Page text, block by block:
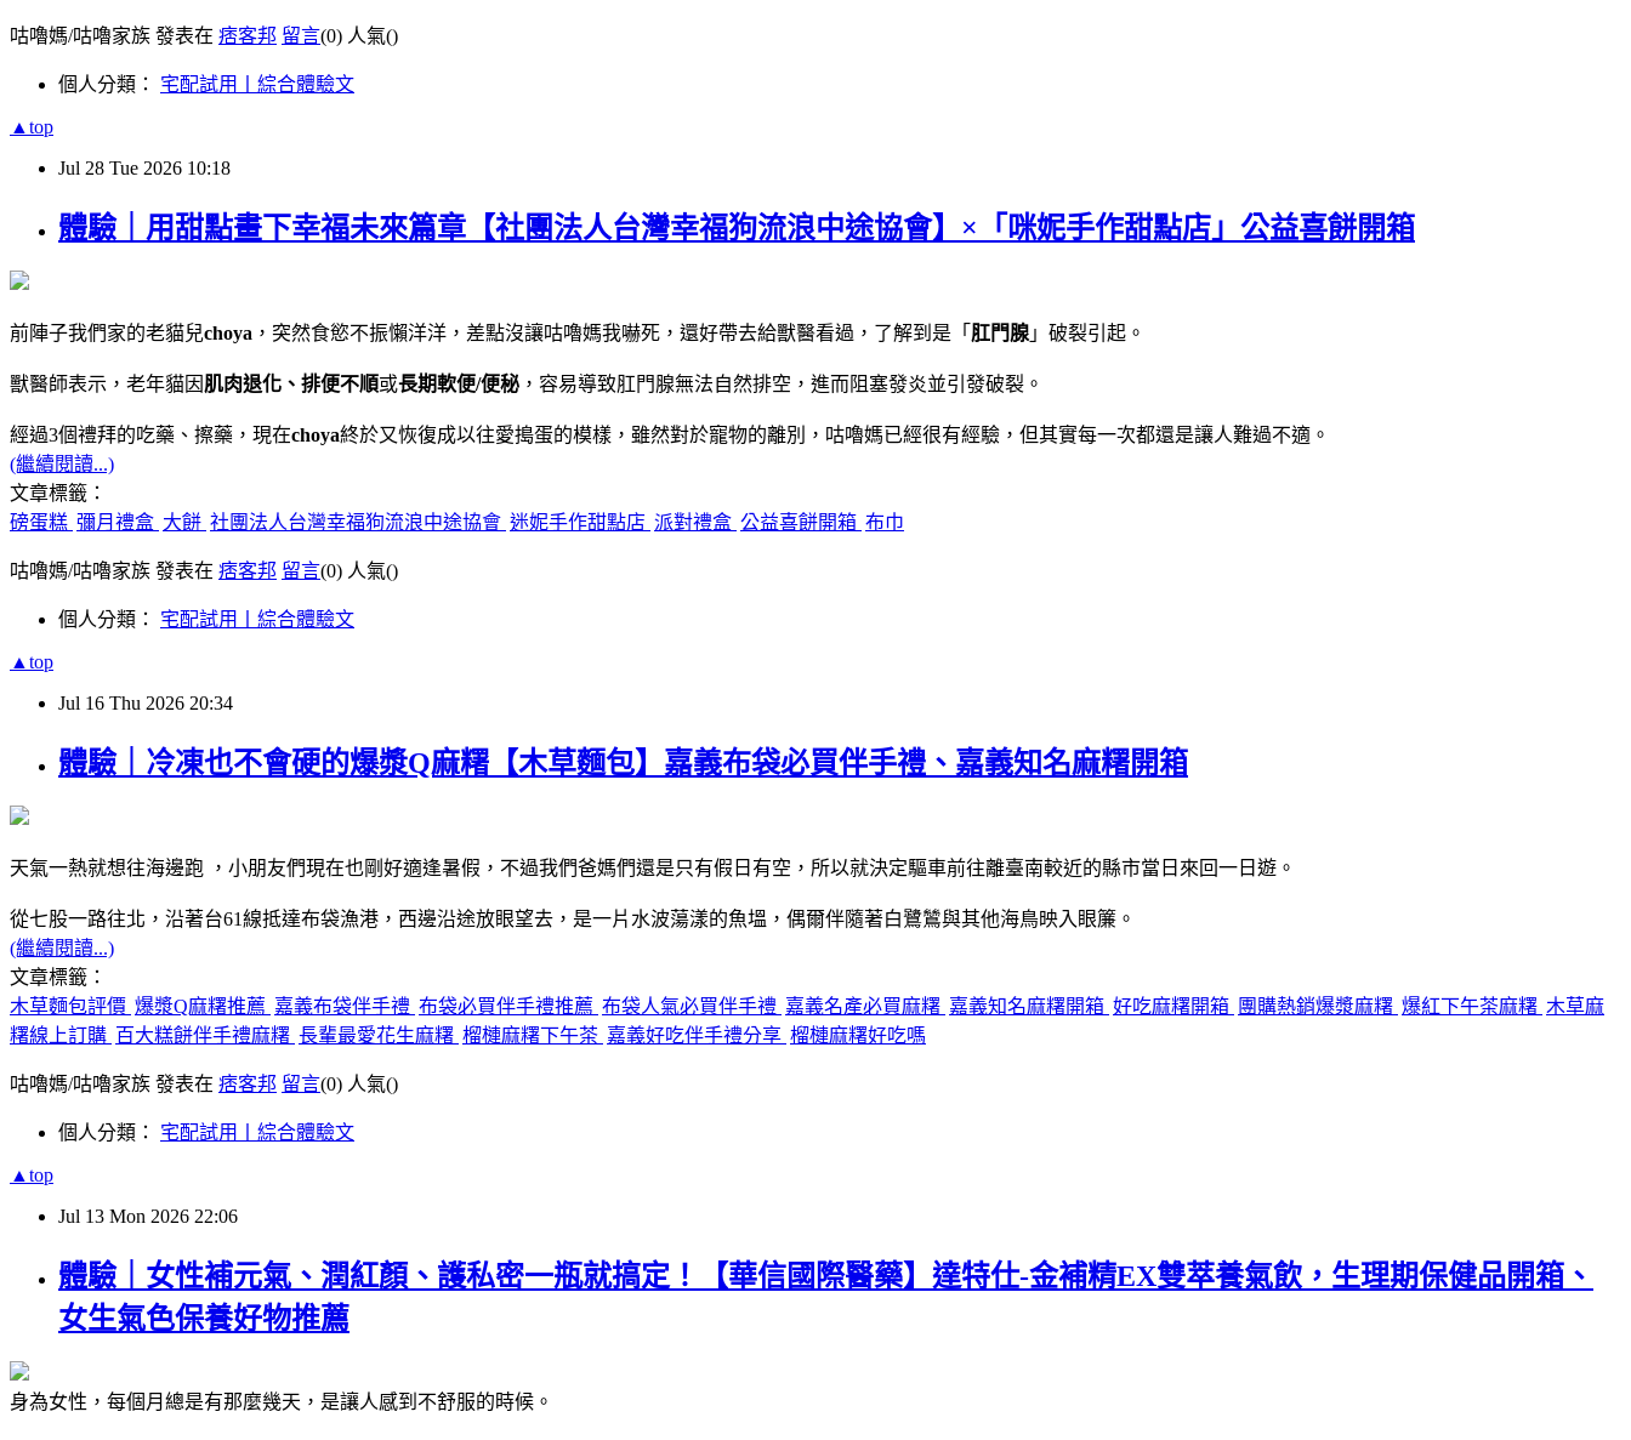
咕嚕媽/咕嚕家族 發表在 痞客邦 留言(0) 人氣()
個人分類： 宅配試用丨綜合體驗文
▲top
Jul 28 Tue 2026 10:18
體驗｜用甜點畫下幸福未來篇章【社團法人台灣幸福狗流浪中途協會】×「咪妮手作甜點店」公益喜餅開箱
前陣子我們家的老貓兒choya ，突然食慾不振懶洋洋，差點沒讓咕嚕媽我嚇死，還好帶去給獸醫看過，了解到是「 肛門腺 」破裂引起。
獸醫師表示，老年貓因 肌肉退化、排便不順或長期軟便/便秘 ，容易導致肛門腺無法自然排空，進而阻塞發炎並引發破裂。
經過3個禮拜的吃藥、擦藥，現在choya終於又恢復成以往愛搗蛋的模樣，雖然對於寵物的離別，咕嚕媽已經很有經驗，但其實每一次都還是讓人難過不適。
(繼續閱讀...)
文章標籤：
磅蛋糕 彌月禮盒 大餅 社團法人台灣幸福狗流浪中途協會 迷妮手作甜點店 派對禮盒 公益喜餅開箱 布巾
咕嚕媽/咕嚕家族 發表在 痞客邦 留言(0) 人氣()
個人分類： 宅配試用丨綜合體驗文
▲top
Jul 16 Thu 2026 20:34
體驗｜冷凍也不會硬的爆漿Q麻糬【木草麵包】嘉義布袋必買伴手禮、嘉義知名麻糬開箱
天氣一熱就想往海邊跑 ，小朋友們現在也剛好適逢暑假，不過我們爸媽們還是只有假日有空，所以就決定驅車前往離臺南較近的縣市當日來回一日遊。
從七股一路往北，沿著台61線抵達布袋漁港，西邊沿途放眼望去，是一片水波蕩漾的魚塭，偶爾伴隨著白鷺鷥與其他海鳥映入眼簾。
(繼續閱讀...)
文章標籤：
木草麵包評價 爆漿Q麻糬推薦 嘉義布袋伴手禮 布袋必買伴手禮推薦 布袋人氣必買伴手禮 嘉義名產必買麻糬 嘉義知名麻糬開箱 好吃麻糬開箱 團購熱銷爆漿麻糬 爆紅下午茶麻糬 木草麻
糬線上訂購 百大糕餅伴手禮麻糬 長輩最愛花生麻糬 榴槤麻糬下午茶 嘉義好吃伴手禮分享 榴槤麻糬好吃嗎
咕嚕媽/咕嚕家族 發表在 痞客邦 留言(0) 人氣()
個人分類： 宅配試用丨綜合體驗文
▲top
Jul 13 Mon 2026 22:06
體驗｜女性補元氣、潤紅顏、護私密一瓶就搞定！【華信國際醫藥】達特仕-金補精EX雙萃養氣飲，生理期保健品開箱、
女生氣色保養好物推薦
身為女性，每個月總是有那麼幾天，是讓人感到不舒服的時候。